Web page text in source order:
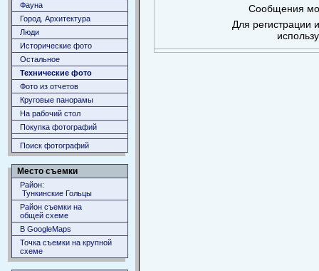
Фауна
Город. Архитектура
Люди
Исторические фото
Остальное
Технические фото
Фото из отчетов
Круговые панорамы
На рабочий стол
Покупка фотографий
Поиск фотографий
Место съемки
Район:
Тункинские Гольцы
Район съемки на
общей схеме
В GoogleMaps
Точка съемки на крупной
схеме
Сообщения
Для регистрации